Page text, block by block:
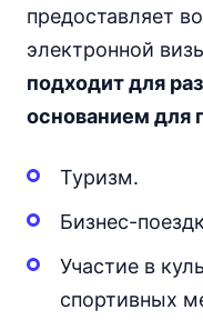
предоставляет
электронной
подходит для
основанием для
Туризм.
Бизнес-
Участие в
спортивных